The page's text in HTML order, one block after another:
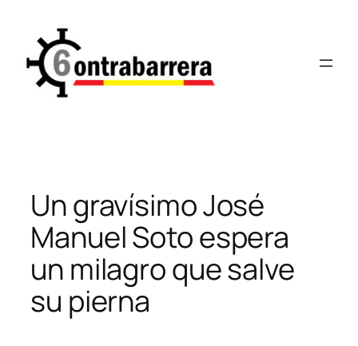
contenido
Un gravísimo José
Manuel Soto espera
un milagro que salve
su pierna